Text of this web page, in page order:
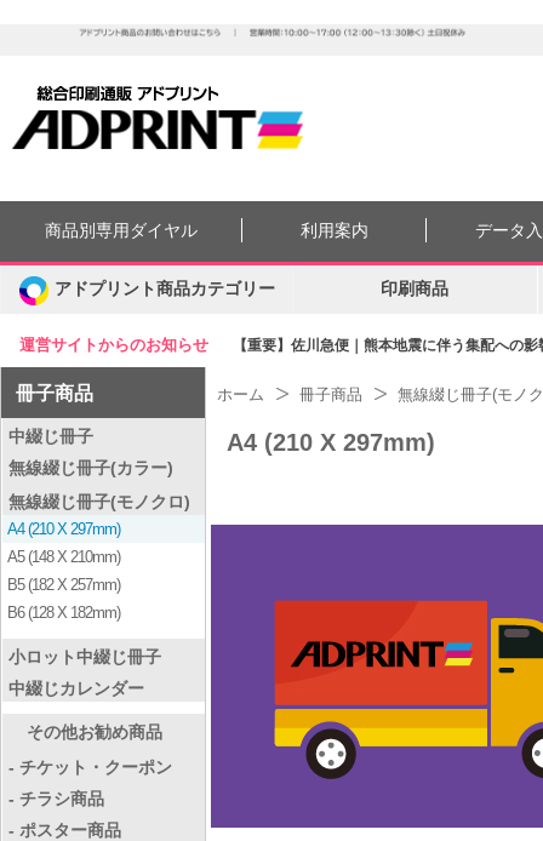
運営サイトからのお知らせ 【重要】佐川急便｜熊本地震に伴う集配への
商品別専用ダイヤル 利用案内 データ
アドプリント商品カテゴリー 印刷商品
冊子商品
中綴じ冊子
無線綴じ冊子(カラー)
無線綴じ冊子(モノクロ)
A4 (210 X 297mm)
A5 (148 X 210mm)
B5 (182 X 257mm)
B6 (128 X 182mm)
小ロット中綴じ冊子
中綴じカレンダー
その他お勧め商品
- チケット・クーポン
- チラシ商品
- ポスター商品
ホーム 冊子商品 無線綴じ冊子(モノ
A4 (210 X 297mm)